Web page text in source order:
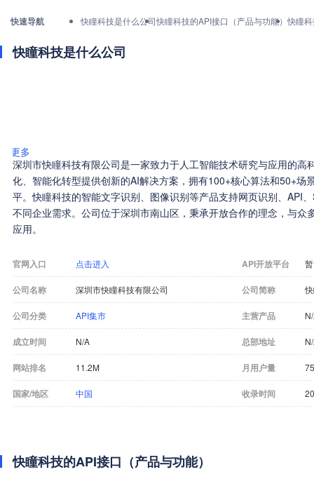
快速导航 快瞳科技是什么公司快瞳科技的API接口（产品与功能）快瞳
快瞳科技是什么公司
更多
深圳市快瞳科技有限公司是一家致力于人工智能技术研究与应用的高
化、智能化转型提供创新的AI解决方案，拥有100+核心算法和50+场
平。快瞳科技的智能文字识别、图像识别等产品支持网页识别、API
不同企业需求。公司位于深圳市南山区，秉承开放合作的理念，与众
应用。
官网入口 点击进入 API开放平台
公司名称 深圳市快瞳科技有限公司 公司简称
公司分类 API集市 主营产品
成立时间 N/A 总部地址
网站排名 11.2M 月用户量
国家/地区 中国 收录时间
快瞳科技的API接口（产品与功能）